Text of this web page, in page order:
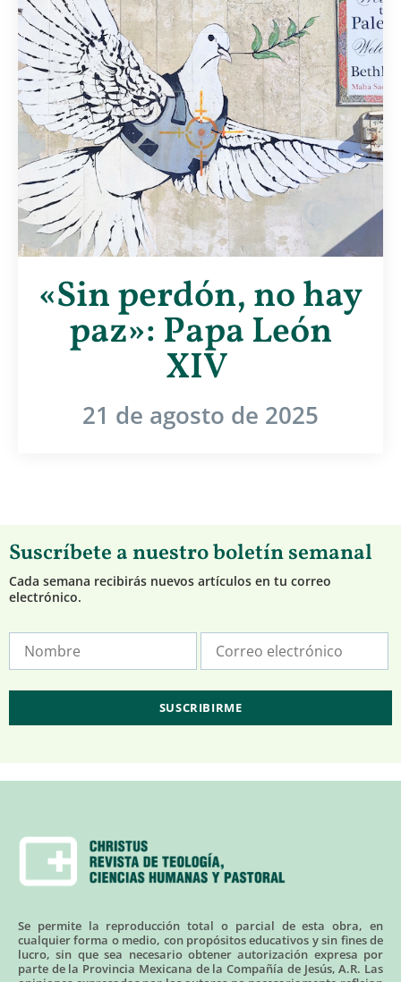
«Sin perdón, no hay
paz»: Papa León
XIV
21 de agosto de 2025
Suscríbete a nuestro boletín semanal
Cada semana recibirás nuevos artículos en tu correo
electrónico.
Se permite la reproducción total o parcial de esta obra, en
cualquier forma o medio, con propósitos educativos y sin fines de
lucro, sin que sea necesario obtener autorización expresa por
parte de la Provincia Mexicana de la Compañía de Jesús, A.R. Las